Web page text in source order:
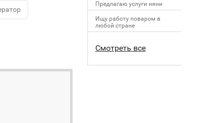
Предлагаю услуги няни
Ищу работу поваром в
любой стране
Смотреть все